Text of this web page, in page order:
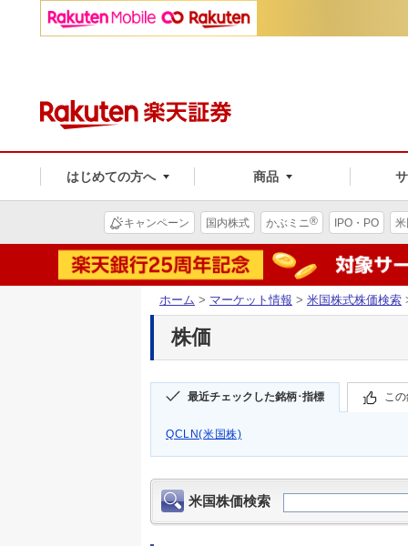
はじめての方へ 商品
キャンペーン 国内株式 かぶミニ® IPO・PO
ホーム > マーケット情報 > 米国株式株価検索
株価
最近チェックした銘柄･指標 こ
QCLN(米国株)